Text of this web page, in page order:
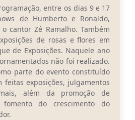
entre os dias 9 e 17
de Humberto e Ronaldo,
cantor Zé Ramalho. Também
de rosas e flores em
de Exposições. Naquele ano
não foi realizado.
parte do evento constituído
feitas exposições, julgamentos
além da promoção de
do crescimento do